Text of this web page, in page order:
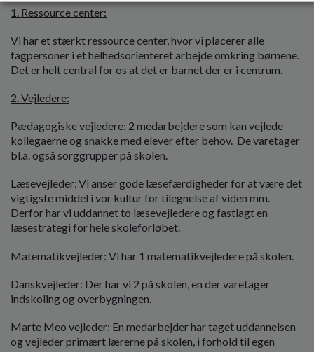
1. Ressource center:
Vi har et stærkt ressource center, hvor vi placerer alle
fagpersoner i et helhedsorienteret arbejde omkring børnene.
Det er helt central for os at det er barnet der er i centrum.
2. Vejledere:
Pædagogiske vejledere: 2 medarbejdere som kan vejlede
kollegaerne og snakke med elever efter behov. De varetager
bl.a. også sorggrupper på skolen.
Læsevejleder: Vi anser gode læsefærdigheder for at være det
vigtigste middel i vor kultur for tilegnelse af viden mm.
Derfor har vi uddannet to læsevejledere og fastlagt en
læsestrategi for hele skoleforløbet.
Matematikvejleder: Vi har 1 matematikvejledere på skolen.
Danskvejleder: Der har vi 2 på skolen, en der varetager
indskoling og overbygningen.
Marte Meo vejleder: En medarbejder har taget uddannelsen
og vejleder primært lærerne på skolen, i forhold til egen